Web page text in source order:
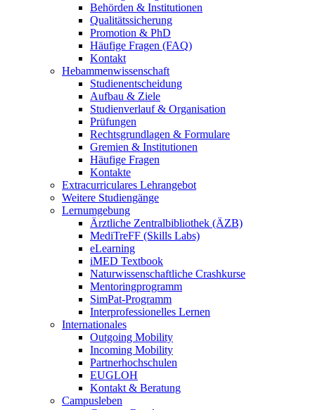
Behörden & Institutionen
Qualitätssicherung
Promotion & PhD
Häufige Fragen (FAQ)
Kontakt
Hebammenwissenschaft
Studienentscheidung
Aufbau & Ziele
Studienverlauf & Organisation
Prüfungen
Rechtsgrundlagen & Formulare
Gremien & Institutionen
Häufige Fragen
Kontakte
Extracurriculares Lehrangebot
Weitere Studiengänge
Lernumgebung
Ärztliche Zentralbibliothek (ÄZB)
MediTreFF (Skills Labs)
eLearning
iMED Textbook
Naturwissenschaftliche Crashkurse
Mentoringprogramm
SimPat-Programm
Interprofessionelles Lernen
Internationales
Outgoing Mobility
Incoming Mobility
Partnerhochschulen
EUGLOH
Kontakt & Beratung
Campusleben